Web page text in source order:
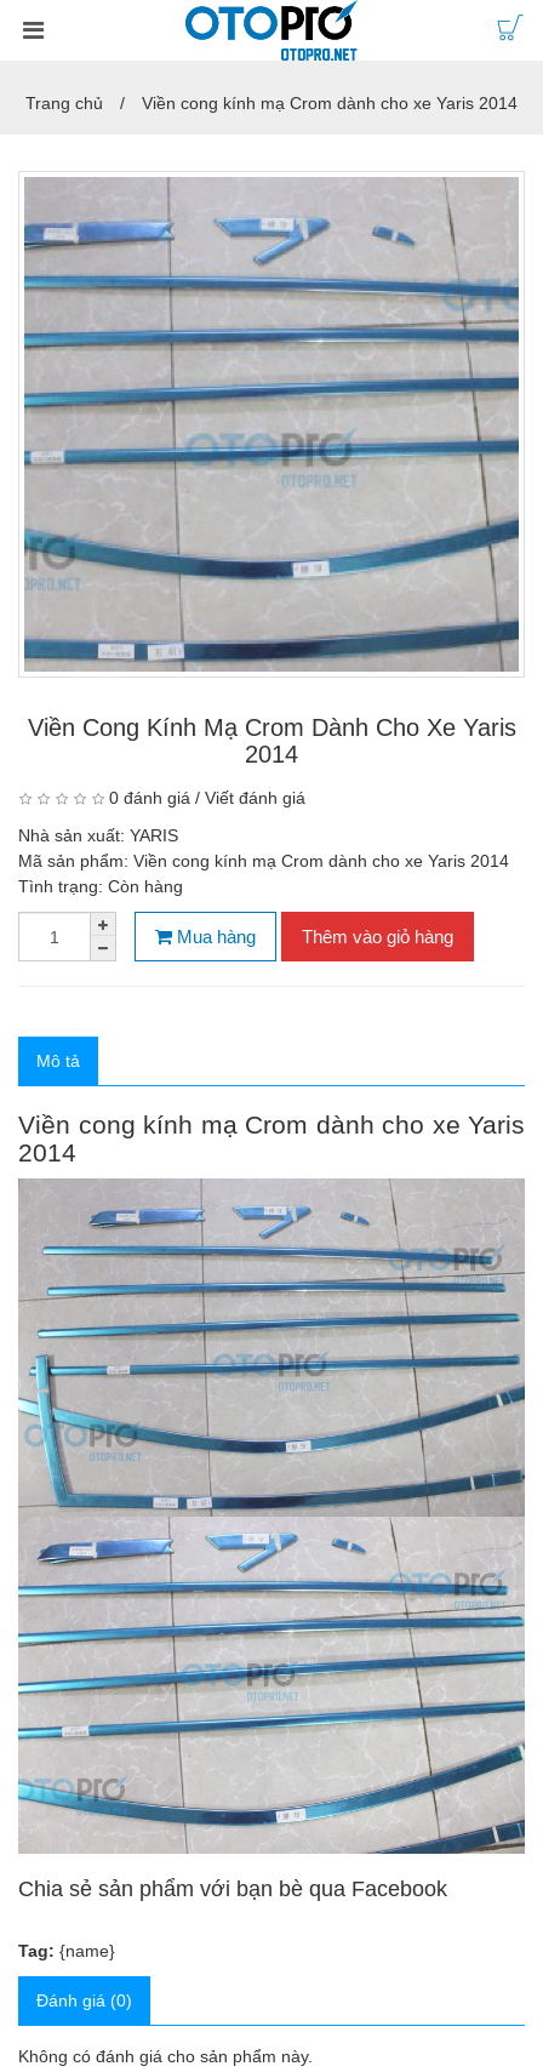
Trang chủ Viền cong kính mạ Crom dành cho xe Yaris 2014
Viền Cong Kính Mạ Crom Dành Cho Xe Yaris
2014
0 đánh giá / Viết đánh giá
Nhà sản xuất: YARIS
Mã sản phẩm: Viền cong kính mạ Crom dành cho xe Yaris 2014
Tình trạng: Còn hàng
Mua hàng Thêm vào giỏ hàng
Mô tả
Viền cong kính mạ Crom dành cho xe Yaris
2014
Chia sẻ sản phẩm với bạn bè qua Facebook
Tag: {name}
Đánh giá (0)
Không có đánh giá cho sản phẩm này.